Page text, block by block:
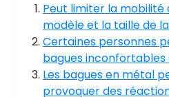
Peut limiter la mobilité
modèle et la taille de
Certaines personnes
bagues
Les bagues en métal
provoquer des